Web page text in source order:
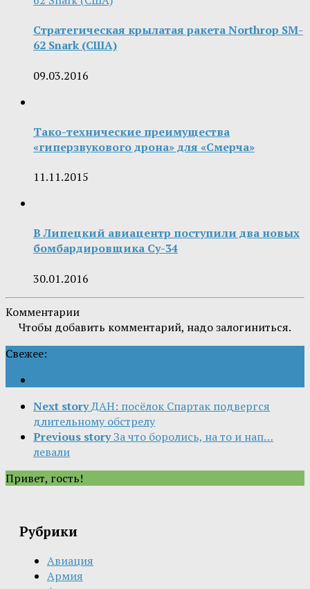
Стратегическая крылатая ракета Northrop SM-
62 Snark (США)
09.03.2016
Тако-технические преимущества
«гиперзвукового дрона» для «Смерча»
11.11.2015
В Липецкий авиацентр поступили два новых
бомбардировщика Су-34
30.01.2016
Комментарии
Чтобы добавить комментарий, надо залогиниться.
Свежее:
Next storyДАН: посёлок Спартак подвергся
длительному обстрелу
Previous storyЗа что боролись, на то и нап…
левали
Привет, гость!
Рубрики
Авиация
Армия